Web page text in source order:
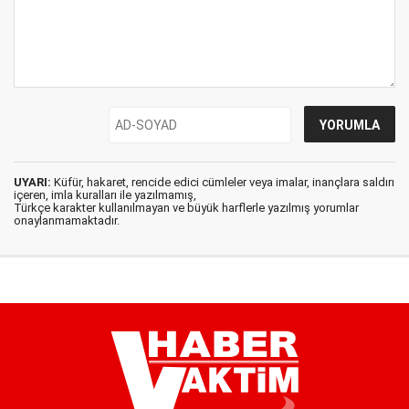
UYARI: Küfür, hakaret, rencide edici cümleler veya imalar, inançlara saldırı
içeren, imla kuralları ile yazılmamış,
Türkçe karakter kullanılmayan ve büyük harflerle yazılmış yorumlar
onaylanmamaktadır.